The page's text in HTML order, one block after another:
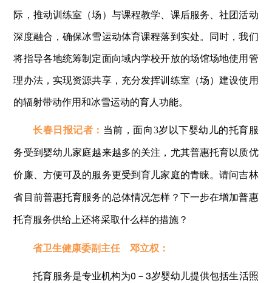
际，推动训练室（场）与课程教学、课后服务、社团活动
深度融合，确保冰雪运动体育课程落到实处。同时，我们
将指导各地统筹制定面向域内学校开放的场馆场地使用管
理办法，实现资源共享，充分发挥训练室（场）建设使用
的辐射带动作用和冰雪运动的育人功能。
长春日报记者： 当前，面向3岁以下婴幼儿的托育服
务受到婴幼儿家庭越来越多的关注，尤其普惠托育以质优
价廉、方便可及的服务更受到育儿家庭的青睐。请问吉林
省目前普惠托育服务的总体情况怎样？下一步在增加普惠
托育服务供给上还将采取什么样的措施？
省卫生健康委副主任 邓立权：
托育服务是专业机构为0－3岁婴幼儿提供包括生活照